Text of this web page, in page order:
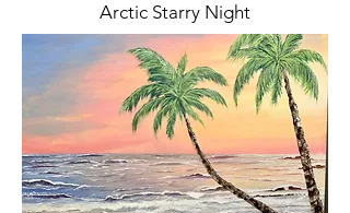
Arctic Starry Night